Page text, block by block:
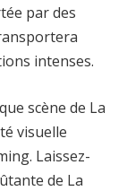
par des
intenses.
scène de La
visuelle
Laissez-
de La